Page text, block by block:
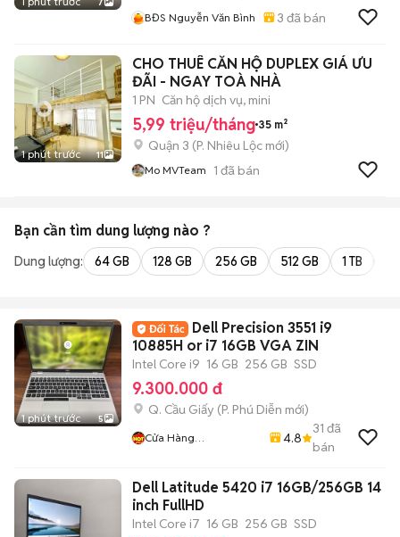
BĐS Nguyễn Văn Bình 3 đã bán
1 phút trước 11
CHO THUÊ CĂN HỘ DUPLEX GIÁ ƯU
ĐÃI - NGAY TOÀ NHÀ
1 PN Căn hộ dịch vụ, mini
5,99 triệu/tháng 35 m²
Quận 3 (P. Nhiêu Lộc mới)
Mo MVTeam 1 đã bán
Bạn cần tìm dung lượng nào ?
Dung lượng: 64 GB 128 GB 256 GB 512 GB 1 TB
1 phút trước 5
Dell Precision 3551 i9
10885H or i7 16GB VGA ZIN
Intel Core i9 16 GB 256 GB SSD
9.300.000 đ
Q. Cầu Giấy (P. Phú Diễn mới)
Cửa Hàng
4.8
31 đã
bán
Dell Latitude 5420 i7 16GB/256GB 14
inch FullHD
Intel Core i7 16 GB 256 GB SSD